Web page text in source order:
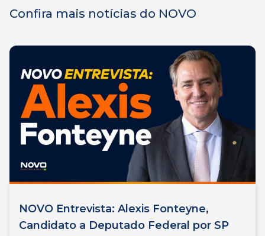
Confira mais notícias do NOVO
NOVO Entrevista: Alexis Fonteyne,
Candidato a Deputado Federal por SP